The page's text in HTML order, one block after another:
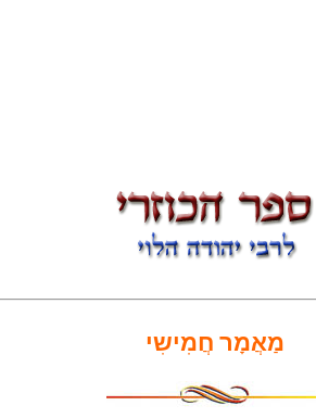
מַאֲמָר חֲמִישִי